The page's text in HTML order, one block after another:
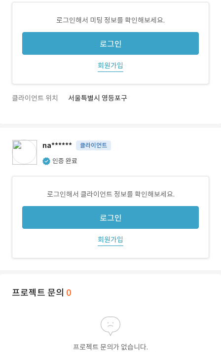
로그인해서 미팅 정보를 확인해보세요.
로그인
회원가입
클라이언트 위치 서울특별시 영등포구
na****** 클라이언트
인증 완료
로그인해서 클라이언트 정보를 확인해보세요.
로그인
회원가입
프로젝트 문의 0
프로젝트 문의가 없습니다.